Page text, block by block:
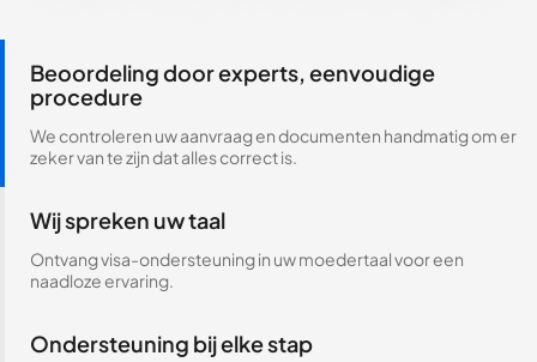
Beoordeling door experts, eenvoudige
procedure
We controleren uw aanvraag en documenten handmatig om er
zeker van te zijn dat alles correct is.
Wij spreken uw taal
Ontvang visa-ondersteuning in uw moedertaal voor een
naadloze ervaring.
Ondersteuning bij elke stap